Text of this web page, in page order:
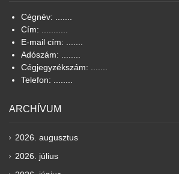
Cégnév: .......
Cím: ...........
E-mail cím: .......
Adószám: ........
Cégjegyzékszám: .......
Telefon: ........
ARCHÍVUM
2026. augusztus
2026. július